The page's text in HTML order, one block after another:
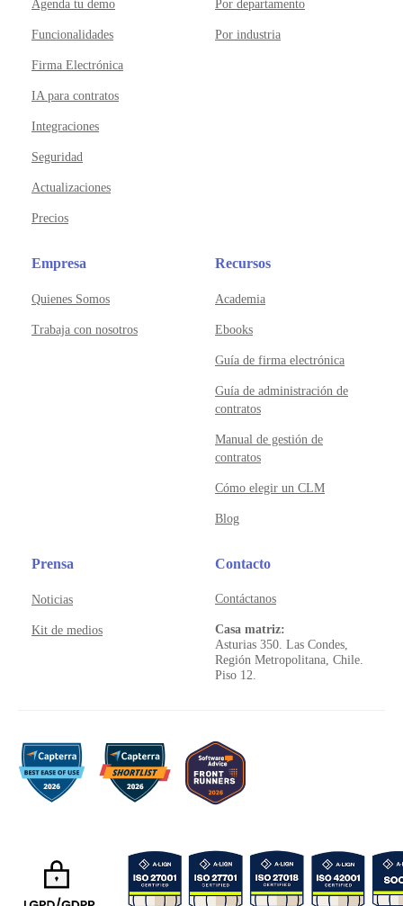
Agenda tu demo
Funcionalidades
Firma Electrónica
IA para contratos
Integraciones
Seguridad
Actualizaciones
Precios
Por departamento
Por industria
Empresa
Quienes Somos
Trabaja con nosotros
Recursos
Academia
Ebooks
Guía de firma electrónica
Guía de administración de
contratos
Manual de gestión de
contratos
Cómo elegir un CLM
Blog
Prensa
Noticias
Kit de medios
Contacto
Contáctanos
Casa matriz:
Asturias 350. Las Condes,
Región Metropolitana, Chile.
Piso 12.